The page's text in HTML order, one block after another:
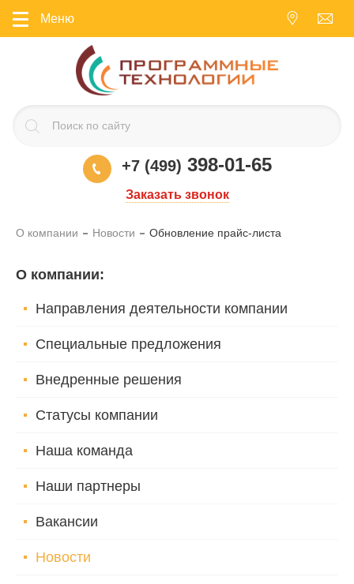
Меню
+7 (499) 398-01-65
Заказать звонок
О компании Новости Обновление прайс-листа
О компании:
Направления деятельности компании
Специальные предложения
Внедренные решения
Статусы компании
Наша команда
Наши партнеры
Вакансии
Новости